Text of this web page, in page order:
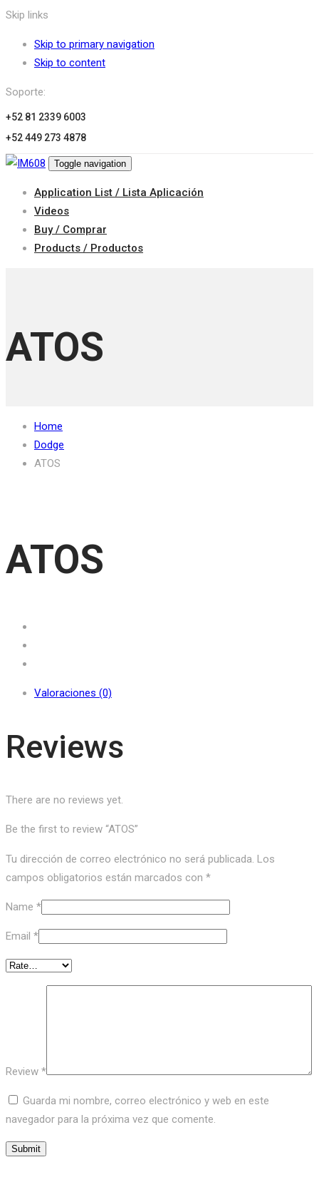
Skip links
Skip to primary navigation
Skip to content
Soporte:
+52 81 2339 6003
+52 449 273 4878
Toggle navigation
Application List / Lista Aplicación
Videos
Buy / Comprar
Products / Productos
ATOS
Home
Dodge
ATOS
ATOS
Valoraciones (0)
Reviews
There are no reviews yet.
Be the first to review “ATOS”
Tu dirección de correo electrónico no será publicada. Los
campos obligatorios están marcados con *
Name *
Email *
Review *
Guarda mi nombre, correo electrónico y web en este
navegador para la próxima vez que comente.